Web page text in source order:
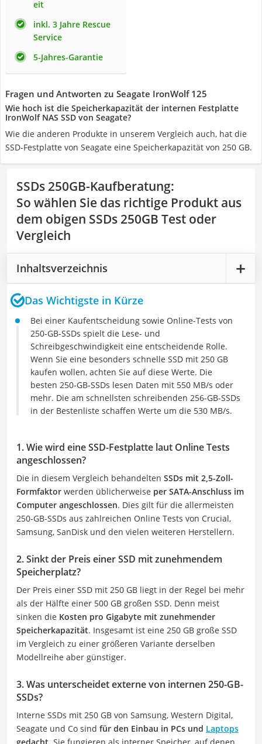
eit
inkl. 3 Jahre Rescue
Service
5-Jahres-Garantie
Fragen und Antworten zu Seagate IronWolf 125
Wie hoch ist die Speicherkapazität der internen Festplatte
IronWolf NAS SSD von Seagate?
Wie die anderen Produkte in unserem Vergleich auch, hat die
SSD-Festplatte von Seagate eine Speicherkapazität von 250 GB.
SSDs 250GB-Kaufberatung:
So wählen Sie das richtige Produkt aus
dem obigen SSDs 250GB Test oder
Vergleich
Inhaltsverzeichnis
Das Wichtigste in Kürze
Bei einer Kaufentscheidung sowie Online-Tests von
250-GB-SSDs spielt die Lese- und
Schreibgeschwindigkeit eine entscheidende Rolle.
Wenn Sie eine besonders schnelle SSD mit 250 GB
kaufen wollen, achten Sie auf diese Werte. Die
besten 250-GB-SSDs lesen Daten mit 550 MB/s oder
mehr. Die am schnellsten schreibenden 256-GB-SSDs
in der Bestenliste schaffen Werte um die 530 MB/s.
1. Wie wird eine SSD-Festplatte laut Online Tests
angeschlossen?
Die in diesem Vergleich behandelten SSDs mit 2,5-Zoll-
Formfaktor werden üblicherweise per SATA-Anschluss im
Computer angeschlossen. Dies gilt für die allermeisten
250-GB-SSDs aus zahlreichen Online Tests von Crucial,
Samsung, SanDisk und den vielen weiteren Herstellern.
2. Sinkt der Preis einer SSD mit zunehmendem
Speicherplatz?
Der Preis einer SSD mit 250 GB liegt in der Regel bei mehr
als der Hälfte einer 500 GB großen SSD. Denn meist
sinken die Kosten pro Gigabyte mit zunehmender
Speicherkapazität. Insgesamt ist eine 250 GB große SSD
im Vergleich zu einer größeren Variante derselben
Modellreihe aber günstiger.
3. Was unterscheidet externe von internen 250-GB-
SSDs?
Interne SSDs mit 250 GB von Samsung, Western Digital,
Seagate und Co sind für den Einbau in PCs und Laptops